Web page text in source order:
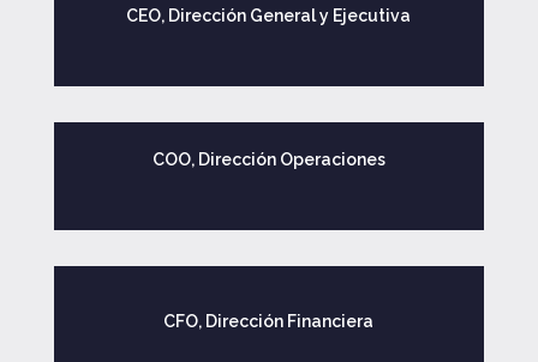
CEO, Dirección General y Ejecutiva
COO, Dirección Operaciones
CFO, Dirección Financiera